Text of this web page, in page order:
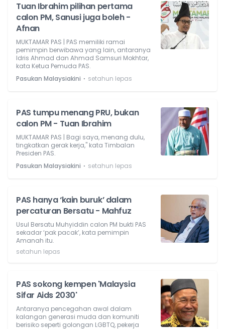
Tuan Ibrahim pilihan pertama
calon PM, Sanusi juga boleh -
Afnan
MUKTAMAR PAS | PAS memiliki ramai
pemimpin berwibawa yang lain, antaranya
Idris Ahmad dan Ahmad Samsuri Mokhtar,
kata Ketua Pemuda PAS.
Pasukan Malaysiakini ⋅ setahun lepas
PAS tumpu menang PRU, bukan
calon PM - Tuan Ibrahim
MUKTAMAR PAS | Bagi saya, menang dulu,
tingkatkan gerak kerja," kata Timbalan
Presiden PAS.
Pasukan Malaysiakini ⋅ setahun lepas
PAS hanya ‘kain buruk’ dalam
percaturan Bersatu - Mahfuz
Usul Bersatu Muhyiddin calon PM bukti PAS
sekadar ‘pak pacak’, kata pemimpin
Amanah itu.
setahun lepas
PAS sokong kempen 'Malaysia
Sifar Aids 2030'
Antaranya pencegahan awal dalam
kalangan generasi muda dan komuniti
berisiko seperti golongan LGBTQ, pekerja